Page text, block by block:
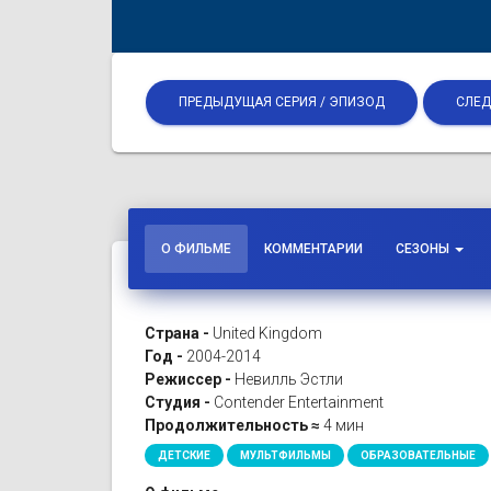
ПРЕДЫДУЩАЯ СЕРИЯ / ЭПИЗОД
О ФИЛЬМЕ КОММЕНТАРИИ СЕЗОНЫ
Страна - United Kingdom
Год - 2004-2014
Режиссер - Невилль Эстли
Студия - Contender Entertainment
Продолжительность ≈ 4 мин
ДЕТСКИЕ МУЛЬТФИЛЬМЫ ОБРАЗОВАТЕЛЬНЫЕ